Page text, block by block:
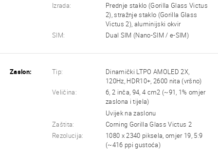
Izrada:
Prednje staklo (Gorilla Glass Victus
2), stražnje staklo (Gorilla Glass
Victus 2), aluminijski okvir
SIM:
Dual SIM (Nano-SIM / e-SIM)
Zaslon: Tip:
Dinamički LTPO AMOLED 2X,
120Hz, HDR10+, 2600 nita (vršno)
Veličina:
6, 2 inča, 94, 4 cm2 (~91, 1% omjer
zaslona i tijela)
Uvijek na zaslonu
Zaštita:
Corning Gorilla Glass Victus 2
Rezolucija:
1080 x 2340 piksela, omjer 19, 5:9
(~416 ppi gustoća)